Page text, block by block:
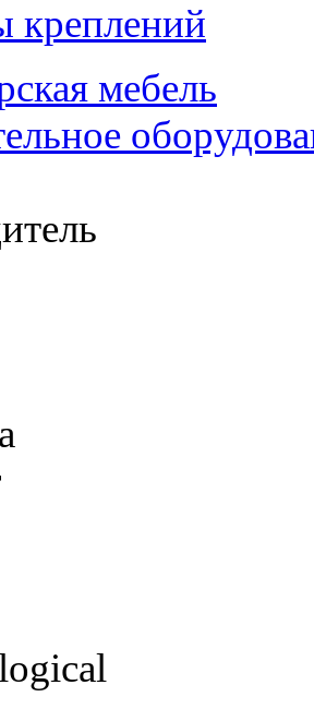
креплений
мебель